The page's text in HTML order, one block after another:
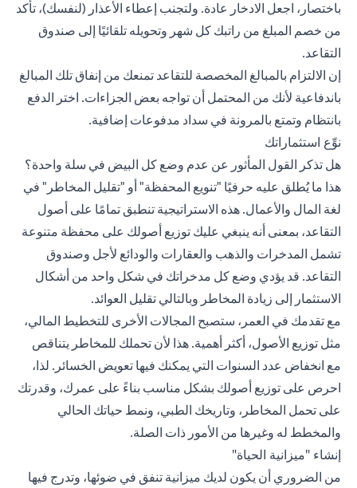
باختصار، اجعل الادخار عادة. ولتجنب إعطاء الأعذار (لنفسك)، تأكد
من خصم المبلغ من راتبك كل شهر وتحويله تلقائيًا إلى صندوق
التقاعد.
إن الالتزام بالمبالغ المخصصة للتقاعد تمنعك من إنفاق تلك المبالغ
باندفاعية لأنك من المحتمل أن تواجه بعض الجزاءات. اختر الدفع
بانتظام وتمتع بالمرونة في سداد مدفوعات إضافية.
نوِّع استثماراتك
هل تذكر القول المأثور عن عدم وضع كل البيض في سلة واحدة؟
هذا ما يُطلق عليه حرفيًا "تنويع المحفظة" أو "تقليل المخاطر" في
لغة المال والأعمال. هذه الاستراتيجية تنطبق تمامًا على أصول
التقاعد، بمعنى أنه ينبغي عليك توزيع أصولك على محفظة متنوعة
تشمل المدخرات والذهب والعقارات والودائع لأجل وصندوق
التقاعد. قد يؤدي وضع كل مدخراتك في شكل واحد من أشكال
الاستثمار إلى زيادة المخاطر وبالتالي تقليل العوائد.
مع تقدمك في العمر، ستصبح المجالات الأخرى للتخطيط المالي،
مثل توزيع الأصول، أكثر أهمية. هذا لأن تحملك للمخاطر يتناقص
مع انخفاض عدد السنوات التي يمكنك فيها تعويض الخسائر. لذا،
احرص على توزيع أصولك بشكل مناسب بناءً على عمرك، وقدرتك
على تحمل المخاطر، وتاريخك الطبي، ونمط حياتك الحالي
والمخطط له وغيرها من الأمور ذات الصلة.
إنشاء "ميزانية الحياة"
من الضروري أن يكون لديك ميزانية تنفق في ضوئها، وتدرج فيها